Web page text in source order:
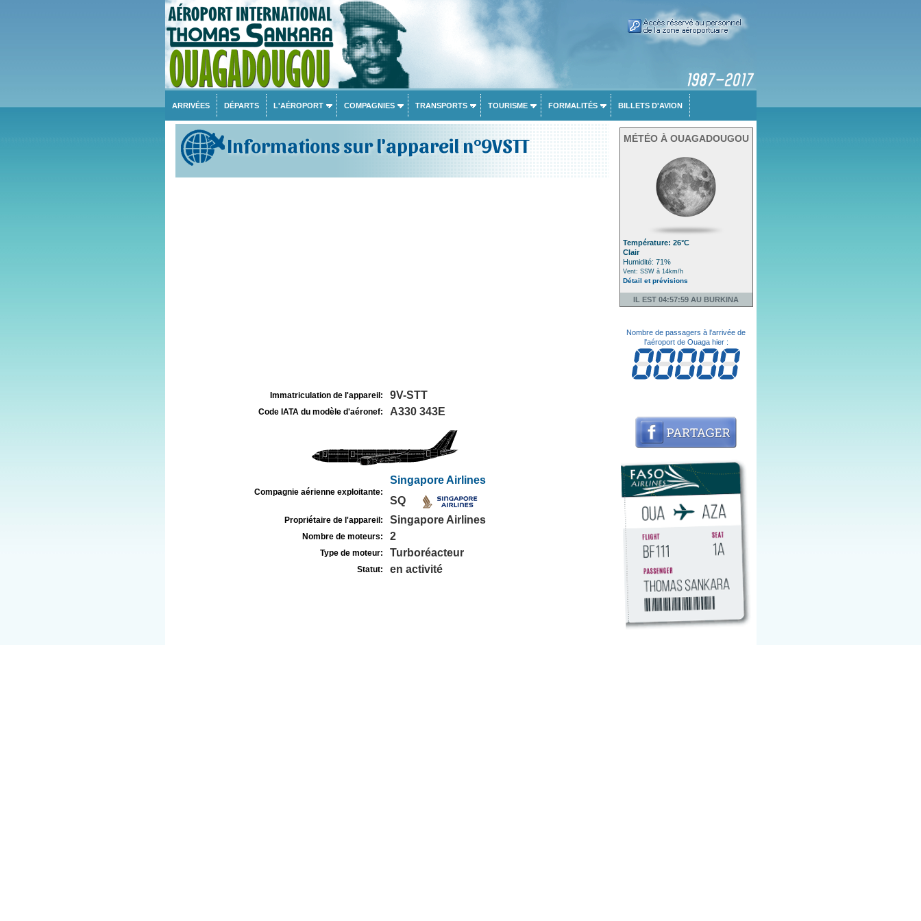
ARRIVÉES DÉPARTS L'AÉROPORT COMPAGNIES TRANSPORTS TOURISME FORMALITÉS BILLETS D'AVION
Informations sur l'appareil n°9VSTT
Immatriculation de l'appareil: 9V-STT
Code IATA du modèle d'aéronef: A330 343E
Compagnie aérienne exploitante:
Singapore Airlines
SQ
Propriétaire de l'appareil: Singapore Airlines
Nombre de moteurs: 2
Type de moteur: Turboréacteur
Statut: en activité
MÉTÉO À OUAGADOUGOU
Température: 26°C
Clair
Humidité: 71%
Vent: SSW à 14km/h
Détail et prévisions
IL EST 04:57:59 AU BURKINA
Nombre de passagers à l'arrivée de
l'aéroport de Ouaga hier :